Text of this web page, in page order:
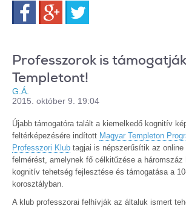
FacebookGoogle+
Professzorok is
Templetont!
G.Á.
2015. október 9. 19:04
Újabb támogatóra talált a kiemelkedő kognitív
feltérképezésére indított Magyar Templeton
Professzori Klub tagjai is népszerűsítik az online
felmérést, amelynek fő célkitűzése a háromszáz
kognitív tehetség fejlesztése és támogatása a
korosztályban.
A klub professzorai felhívják az általuk ismert